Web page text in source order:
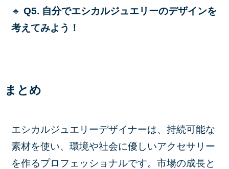
🔹Q5. 自分でエシカルジュエリーのデザインを
考えてみよう！
まとめ
エシカルジュエリーデザイナーは、持続可能な
素材を使い、環境や社会に優しいアクセサリー
を作るプロフェッショナルです。市場の成長と